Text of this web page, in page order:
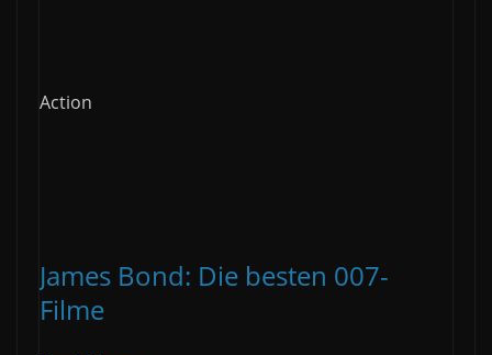
Action
James Bond: Die besten 007-
Filme